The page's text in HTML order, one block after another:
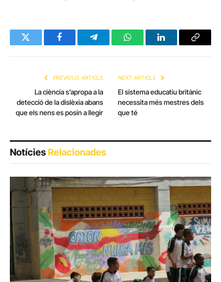
Twitter FacebookTelegramWhatsAppLinkedInCopy
PREVIOUS ARTICLE
La ciència s’apropa a la
detecció de la dislèxia abans
que els nens es posin a llegir
NEXT ARTICLE
El sistema educatiu britànic
necessita més mestres dels
que té
NotíciesRelacionades